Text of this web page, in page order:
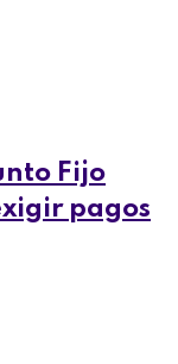
Fijo
pagos